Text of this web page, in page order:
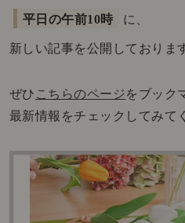
平日の午前10時 に、
新しい記事を公開しておりま
ぜひ こちらのページをブック
最新情報をチェックしてみて